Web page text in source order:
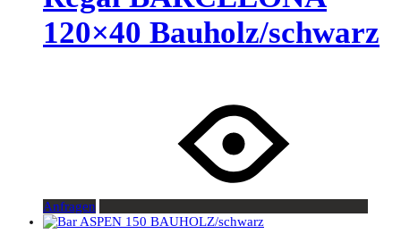
120×40 Bauholz/schwarz
Anfragen